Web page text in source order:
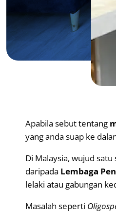
Apabila sebut tentang
yang anda suap ke
Di Malaysia, wujud
daripada Lembaga
lelaki atau gabungan
Masalah seperti